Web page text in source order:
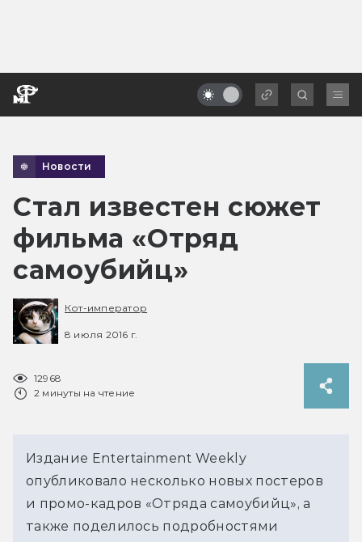
Новости
Стал известен сюжет
фильма «Отряд
самоубийц»
Кот-император
8 июля 2016 г.
12968
2 минуты на чтение
Издание Entertainment Weekly
опубликовало несколько новых постеров
и промо-кадров «Отряда самоубийц», а
также поделилось подробностями